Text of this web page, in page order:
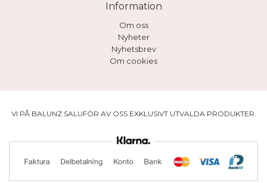
Information
Om oss
Nyheter
Nyhetsbrev
Om cookies
VI PÅ BALUNZ SALUFÖR AV OSS EXKLUSIVT UTVALDA PRODUKTER.